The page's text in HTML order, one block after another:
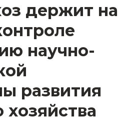
держит на
научно-
развития
хозяйства